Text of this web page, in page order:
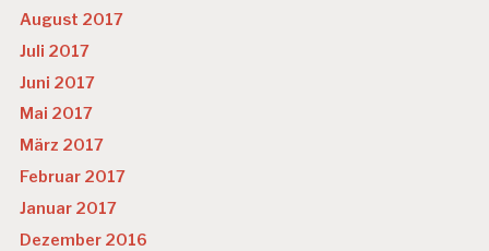
August 2017
Juli 2017
Juni 2017
Mai 2017
März 2017
Februar 2017
Januar 2017
Dezember 2016